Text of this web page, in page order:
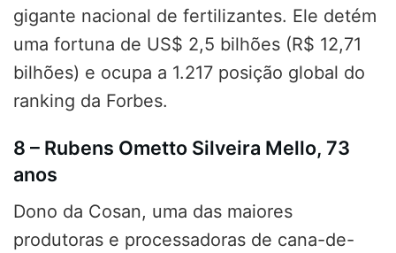
gigante nacional de fertilizantes. Ele detém
uma fortuna de US$ 2,5 bilhões (R$ 12,71
bilhões) e ocupa a 1.217 posição global do
ranking da Forbes.
8 – Rubens Ometto Silveira Mello, 73
anos
Dono da Cosan, uma das maiores
produtoras e processadoras de cana-de-